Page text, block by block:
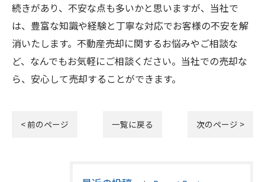
続きがあり、不安な点も多いかと思いますが、当社で
は、豊富な知識や経験と丁寧な対応でお客様の不安を解
消いたします。不動産売却に関するお悩みやご相談な
ど、なんでもお気軽にご相談ください。当社での売却な
ら、安心して売却することができます。
< 前のページ 一覧に戻る 次のページ >